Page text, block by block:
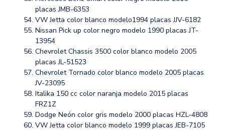
placas JMB-6353
VW Jetta color blanco modelo1994 placas JJV-6182
Nissan Pick up color negro modelo 1990 placas JT-
13954
Chevrolet Chassis 3500 color blanco modelo 2005
placas JL-51523
Chevrolet Tornado color blanco modelo 2005 placas
JV-23095
Italika 150 cc color naranja modelo 2015 placas
FRZ1Z
Dodge Neón color gris modelo 2000 placas HZL-4808
VW Jetta color blanco modelo 1999 placas JEB-7105